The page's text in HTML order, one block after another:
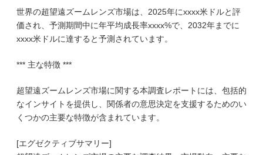
世界の超望遠ズームレンズ市場は、2025年にxxxx米ドルと評
価され、予測期間中に年平均成長率xxxx%で、2032年までに
xxxx米ドルに達すると予測されています。
*** 主な特徴 ***
超望遠ズームレンズ市場に関する本調査レポートには、包括的
なインサイトを提供し、関係者の意思決定を支援するためのい
くつかの主要な特徴が含まれています。
[エグゼクティブサマリー]